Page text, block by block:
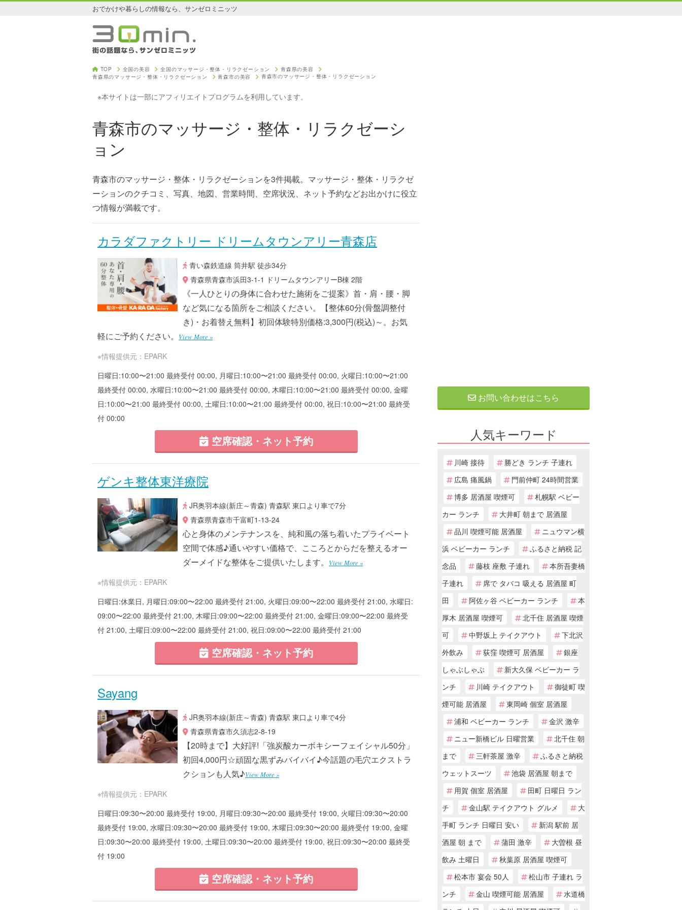
おでかけや暮らしの情報なら、サンゼロミニッツ
TOP 全国の美容 全国のマッサージ・整体・リラクゼーション
青森県の美容
青森県のマッサージ・整体・リラクゼーション
青森市の美容 青森市のマッサージ・整体・リラクゼーション
※本サイトは一部にアフィリエイトプログラムを利用しています。
青森市のマッサージ・整体・リラクゼーシ
ョン
青森市のマッサージ・整体・リラクゼーションを3件掲載。マッサージ・整体・リラクゼ
ーションのクチコミ、写真、地図、営業時間、空席状況、ネット予約などお出かけに役立
つ情報が満載です。
カラダファクトリー ドリームタウンアリー青森店
青い森鉄道線 筒井駅 徒歩34分
青森県青森市浜田3-1-1 ドリームタウンアリーB棟 2階
《一人ひとりの身体に合わせた施術をご提案》首・肩・腰・脚
など気になる箇所をご相談ください。【整体60分(骨盤調整付
き)・お着替え無料】初回体験特別価格:3,300円(税込)～。お気
軽にご予約ください。
View More »
※情報提供元：EPARK
日曜日:10:00〜21:00 最終受付 00:00, 月曜日:10:00〜21:00 最終受付 00:00, 火曜日:10:00〜21:00
最終受付 00:00, 水曜日:10:00〜21:00 最終受付 00:00, 木曜日:10:00〜21:00 最終受付 00:00, 金曜
日:10:00〜21:00 最終受付 00:00, 土曜日:10:00〜21:00 最終受付 00:00, 祝日:10:00〜21:00 最終受
付 00:00
空席確認・ネット予約
ゲンキ整体東洋療院
JR奥羽本線(新庄～青森) 青森駅 東口より車で7分
青森県青森市千富町1-13-24
心と身体のメンテナンスを、純和風の落ち着いたプライベート
空間で体感♪通いやすい価格で、こころとからだを整えるオー
ダーメイドな整体をご提供いたします。
View More »
※情報提供元：EPARK
日曜日:休業日, 月曜日:09:00〜22:00 最終受付 21:00, 火曜日:09:00〜22:00 最終受付 21:00, 水曜日:
09:00〜22:00 最終受付 21:00, 木曜日:09:00〜22:00 最終受付 21:00, 金曜日:09:00〜22:00 最終受
付 21:00, 土曜日:09:00〜22:00 最終受付 21:00, 祝日:09:00〜22:00 最終受付 21:00
空席確認・ネット予約
Sayang
JR奥羽本線(新庄～青森) 青森駅 東口より車で4分
青森県青森市久須志2-8-19
【20時まで】大好評!「強炭酸カーボキシーフェイシャル50分」
初回4,000円☆頑固な黒ずみバイバイ♪今話題の毛穴エクストラ
クションも人気♪View More »
※情報提供元：EPARK
日曜日:09:30〜20:00 最終受付 19:00, 月曜日:09:30〜20:00 最終受付 19:00, 火曜日:09:30〜20:00
最終受付 19:00, 水曜日:09:30〜20:00 最終受付 19:00, 木曜日:09:30〜20:00 最終受付 19:00, 金曜
日:09:30〜20:00 最終受付 19:00, 土曜日:09:30〜20:00 最終受付 19:00, 祝日:09:30〜20:00 最終受
付 19:00
空席確認・ネット予約
お問い合わせはこちら
人気キーワード
川崎 接待
勝どき ランチ 子連れ
広島 痛風鍋
門前仲町 24時間営業
博多 居酒屋 喫煙可
札幌駅 ベビー
カー ランチ
大井町 朝まで 居酒屋
品川 喫煙可能 居酒屋
ニュウマン横
浜 ベビーカー ランチ
ふるさと納税 記
念品
藤枝 座敷 子連れ
本所吾妻橋
子連れ
席で タバコ 吸える 居酒屋 町
田
阿佐ヶ谷 ベビーカー ランチ
本
厚木 居酒屋 喫煙可
北千住 居酒屋 喫煙
可
中野坂上 テイクアウト
下北沢
外飲み
荻窪 喫煙可 居酒屋
銀座
しゃぶしゃぶ
新大久保 ベビーカー ラ
ンチ
川崎 テイクアウト
御徒町 喫
煙可能 居酒屋
東岡崎 個室 居酒屋
浦和 ベビーカー ランチ
金沢 激辛
ニュー新橋ビル 日曜営業
北千住 朝
まで
三軒茶屋 激辛
ふるさと納税
ウェットスーツ
池袋 居酒屋 朝まで
用賀 個室 居酒屋
田町 日曜日 ラン
チ
金山駅 テイクアウト グルメ
大
手町 ランチ 日曜日 安い
新潟 駅前 居
酒屋 朝 まで
蒲田 激辛
大曽根 昼
飲み 土曜日
秋葉原 居酒屋 喫煙可
松本市 宴会 50人
松山市 子連れ ラ
ンチ
金山 喫煙可能 居酒屋
水道橋